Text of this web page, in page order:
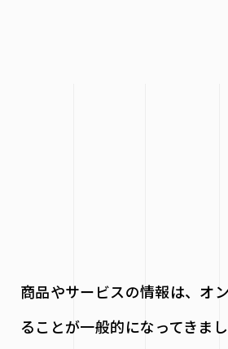
商品やサービスの情報は、オ
ることが一般的になってきまし